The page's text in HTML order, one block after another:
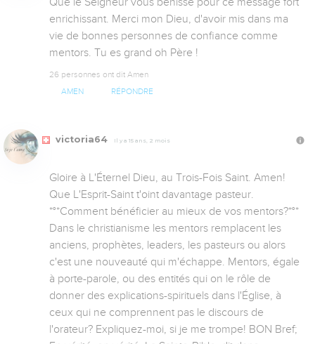
enrichissant. Merci mon Dieu, d'avoir mis dans ma
vie de bonnes personnes de confiance comme
mentors. Tu es grand oh Père !
26 personnes ont dit Amen
AMEN RÉPONDRE
victoria64 Il y a 15 ans, 2 mois
Gloire à L'Éternel Dieu, au Trois-Fois Saint. Amen!
Que L'Esprit-Saint t'oint davantage pasteur.
*°*Comment bénéficier au mieux de vos mentors?*°*
Dans le christianisme les mentors remplacent les
anciens, prophètes, leaders, les pasteurs ou alors
c'est une nouveauté qui m'échappe. Mentors, égale
à porte-parole, ou des entités qui on le rôle de
donner des explications-spirituels dans l'Église, à
ceux qui ne comprennent pas le discours de
l'orateur? Expliquez-moi, si je me trompe! BON Bref;